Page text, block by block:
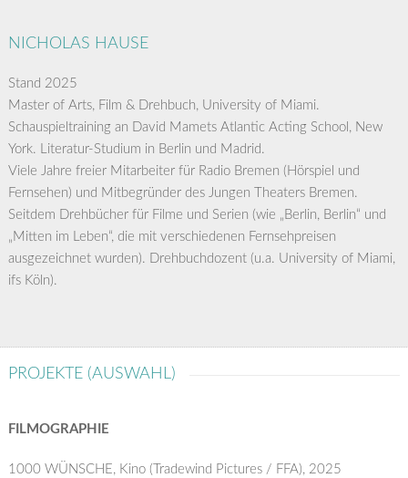
NICHOLAS HAUSE
Stand 2025
Master of Arts, Film & Drehbuch, University of Miami.
Schauspieltraining an David Mamets Atlantic Acting School, New
York. Literatur-Studium in Berlin und Madrid.
Viele Jahre freier Mitarbeiter für Radio Bremen (Hörspiel und
Fernsehen) und Mitbegründer des Jungen Theaters Bremen.
Seitdem Drehbücher für Filme und Serien (wie „Berlin, Berlin“ und
„Mitten im Leben“, die mit verschiedenen Fernsehpreisen
ausgezeichnet wurden). Drehbuchdozent (u.a. University of Miami,
ifs Köln).
PROJEKTE (AUSWAHL)
FILMOGRAPHIE
1000 WÜNSCHE, Kino (Tradewind Pictures / FFA), 2025